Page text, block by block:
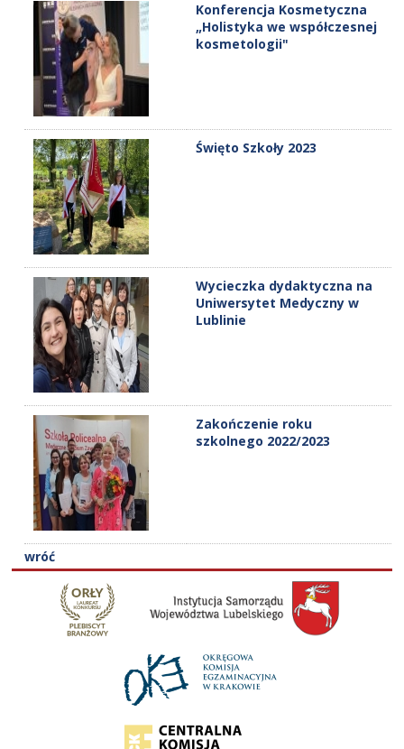
Konferencja Kosmetyczna
„Holistyka we współczesnej
kosmetologii"
Święto Szkoły 2023
Wycieczka dydaktyczna na
Uniwersytet Medyczny w
Lublinie
Zakończenie roku
szkolnego 2022/2023
wróć